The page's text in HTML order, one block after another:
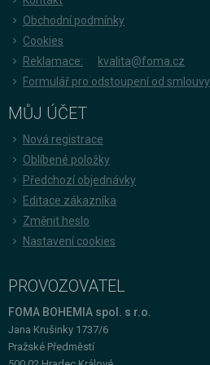
Obchodní podmínky
Cookies
Reklamace:
kvalita@foma.cz
Formulář pro odstoupení od smlouvy
MŮJ ÚČET
Nová registrace
Oblíbené položky
Předchozí objednávky
Editace zákazníka
Změnit heslo
Nastavení cookies
PROVOZOVATEL
FOMA BOHEMIA spol. s r.o.
Jana Krušinky 1737/6
Pražské Předměstí